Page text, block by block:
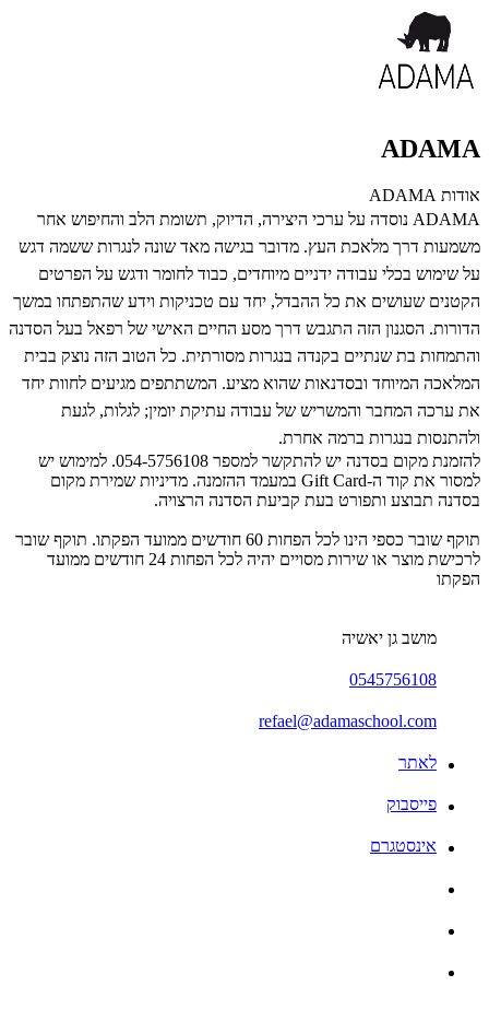
ADAMA
אודות ADAMA
ADAMA נוסדה על ערכי היצירה, הדיוק, תשומת הלב והחיפוש אחר
משמעות דרך מלאכת העץ. מדובר בגישה מאד שונה לנגרות ששמה דגש
על שימוש בכלי עבודה ידניים מיוחדים, כבוד לחומר ודגש על הפרטים
הקטנים שעושים את כל ההבדל, יחד עם טכניקות וידע שהתפתחו במשך
הדורות. הסגנון הזה התגבש דרך מסע החיים האישי של רפאל בעל הסדנה
והתמחות בת שנתיים בקנדה בנגרות מסורתית. כל הטוב הזה נוצק בבית
המלאכה המיוחד ובסדנאות שהוא מציע. המשתתפים מגיעים לחוות יחד
את ערכה המחבר והמשריש של עבודה עתיקת יומין; לגלות, לגעת
ולהתנסות בנגרות ברמה אחרת.
להזמנת מקום בסדנה יש להתקשר למספר 054-5756108. למימוש יש
למסור את קוד ה-Gift Card במעמד ההזמנה. מדיניות שמירת מקום
בסדנה תבוצע ותפורט בעת קביעת הסדנה הרצויה.
תוקף שובר כספי הינו לכל הפחות 60 חודשים ממועד הפקתו. תוקף שובר
לרכישת מוצר או שירות מסויים יהיה לכל הפחות 24 חודשים ממועד
הפקתו
מושב גן יאשיה
0545756108
refael@adamaschool.com
לאתר
פייסבוק
אינסטגרם